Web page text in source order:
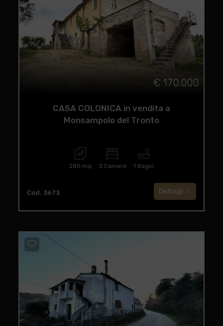
€ 170.000
CASA COLONICA in vendita a
Monsampolo del Tronto
280 mq 3 Camere 1 Bagni
Cod. 3673 Dettagli